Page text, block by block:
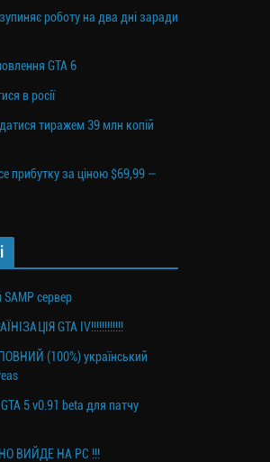
роботу на два дні заради
GTA 6
в росії
тиражем 39 млн копій
прибутку за ціною $69,99 —
SAMP сервер
GTA IV!!!!!!!!!!!!
(100%) український
GTA 5 v0.91 beta для патчу
ВИЙДЕ НА PC !!!